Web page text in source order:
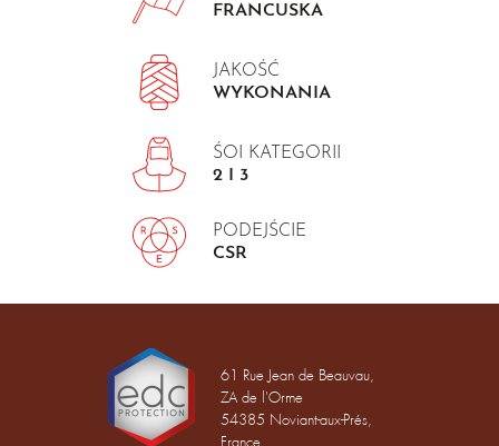
FRANCUSKA
JAKOŚĆ
WYKONANIA
ŚOI KATEGORII
2 I 3
PODEJŚCIE
CSR
61 Rue Jean de Beauvau,
ZA de l'Orme
54385 Noviant-aux-Prés,
France